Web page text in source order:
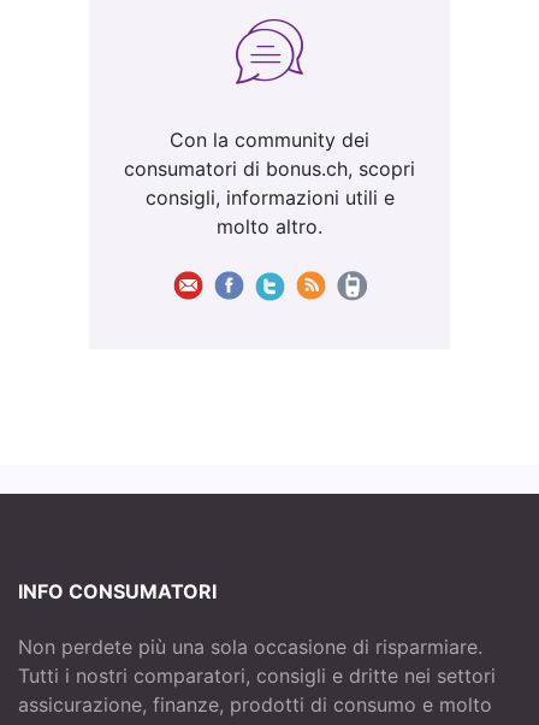
Con la community dei
consumatori di bonus.ch, scopri
consigli, informazioni utili e
molto altro.
INFO CONSUMATORI
Non perdete più una sola occasione di risparmiare.
Tutti i nostri comparatori, consigli e dritte nei settori
assicurazione, finanze, prodotti di consumo e molto